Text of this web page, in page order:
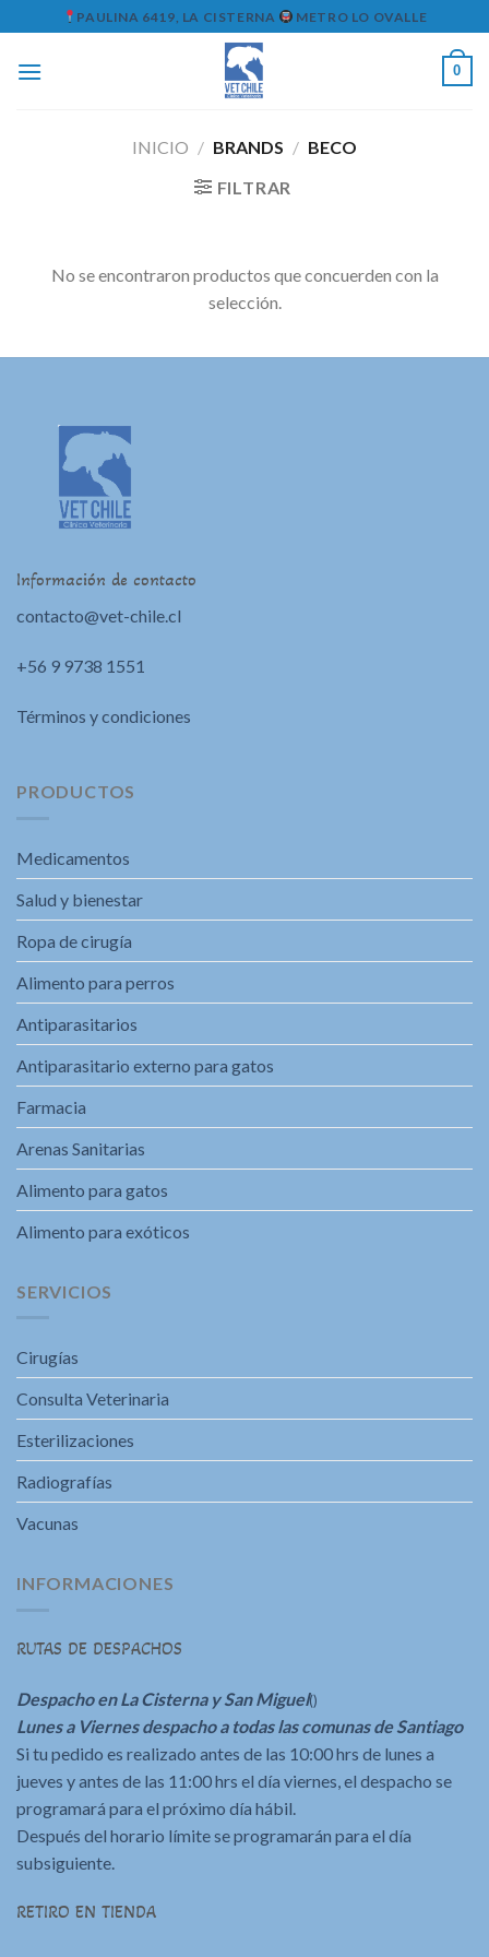
to
content
PAULINA 6419, LA CISTERNA METRO LO OVALLE
0
INICIO / BRANDS / BECO
FILTRAR
No se encontraron productos que concuerden con la
selección.
Información de contacto
contacto@vet-chile.cl
+56 9 9738 1551
Términos y condiciones
PRODUCTOS
Medicamentos
Salud y bienestar
Ropa de cirugía
Alimento para perros
Antiparasitarios
Antiparasitario externo para gatos
Farmacia
Arenas Sanitarias
Alimento para gatos
Alimento para exóticos
SERVICIOS
Cirugías
Consulta Veterinaria
Esterilizaciones
Radiografías
Vacunas
INFORMACIONES
RUTAS DE DESPACHOS
Despacho en La Cisterna y San Miguel()
Lunes a Viernes despacho a todas las comunas de Santiago
Si tu pedido es realizado antes de las 10:00 hrs de lunes a
jueves y antes de las 11:00 hrs el día viernes, el despacho se
programará para el próximo día hábil.
Después del horario límite se programarán para el día
subsiguiente.
RETIRO EN TIENDA